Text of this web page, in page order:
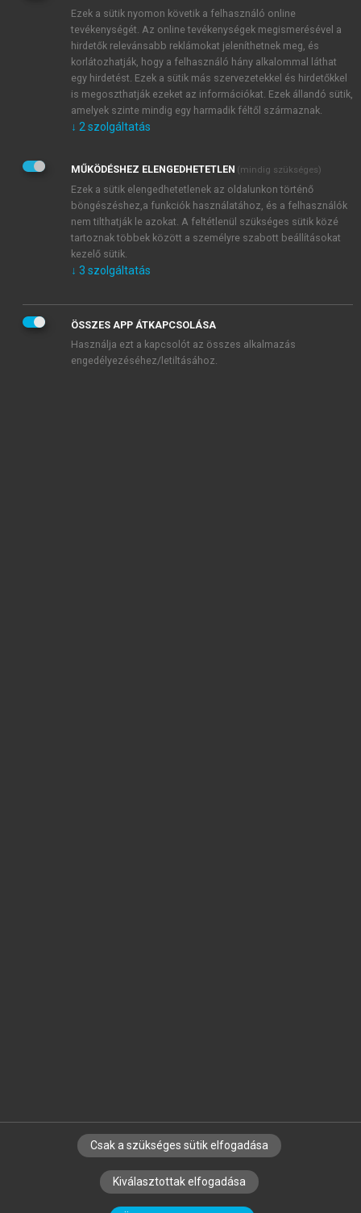
JELSZÓ ÚJRA
Kérek értesítést a MeRSZ újdonságairól, akcióiról.
Kérek értesítést az Akadémiai Kiadó Zrt. újdonságairól,
Adatkezelési tájékoztatóbanfoglaltakat tudomásul
veszem és elfogadom.
Általános vásárlási feltételeket, valamint a szotar.netés a
mersz.huoldalak licencszerződéseiben foglaltakat
tudomásul veszem és elfogadom.
KIPRÓBÁLOM
SZERZŐKNEK CÉGEKNEK KÖNYVTÁROSOKNAK
SZERKESZTÉSI ÉS LEKTORÁLÁSI ALAPELVEK
Ezek a sütik nyomon követik a felhasználó online
tevékenységét. Az online tevékenységek megismerésével a
hirdetők relevánsabb reklámokat jeleníthetnek meg, és
korlátozhatják, hogy a felhasználó hány alkalommal láthat
egy hirdetést. Ezek a sütik más szervezetekkel és hirdetőkkel
is megoszthatják ezeket az információkat. Ezek állandó sütik,
amelyek szinte mindig egy harmadik féltől származnak.
↓ 2 szolgáltatás
MŰKÖDÉSHEZ ELENGEDHETETLEN (mindig szükséges)
Ezek a sütik elengedhetetlenek az oldalunkon történő
böngészéshez,a funkciók használatához, és a felhasználók
nem tilthatják le azokat. A feltétlenül szükséges sütik közé
tartoznak többek között a személyre szabott beállításokat
kezelő sütik.
↓ 3 szolgáltatás
ÖSSZES APP ÁTKAPCSOLÁSA
Használja ezt a kapcsolót az összes alkalmazás
engedélyezéséhez/letiltásához.
Csak a szükséges sütik elfogadása
Kiválasztottak elfogadása